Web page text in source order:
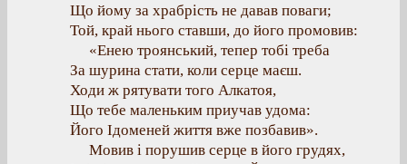
Що йому за храбрість не давав поваги;
Той, край нього ставши, до його промовив:
«Енею троянський, тепер тобі треба
За шурина стати, коли серце маєш.
Ходи ж рятувати того Алкатоя,
Що тебе маленьким приучав удома:
Його Ідоменей життя вже позбавив».
Мовив і порушив серце в його грудях,